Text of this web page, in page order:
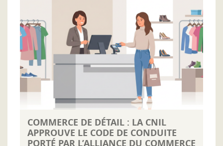
COMMERCE DE DÉTAIL : LA CNIL
APPROUVE LE CODE DE CONDUITE
PORTÉ PAR L’ALLIANCE DU COMMERCE